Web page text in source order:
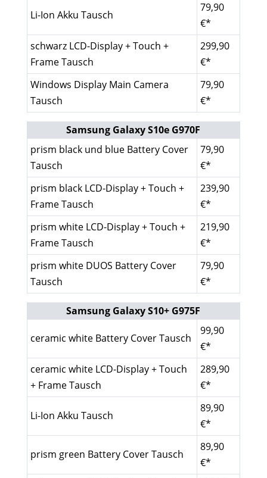
Li-Ion Akku Tausch
79,90
€*
schwarz LCD-Display + Touch +
Frame Tausch
299,90
€*
Windows Display Main Camera
Tausch
79,90
€*
Samsung Galaxy S10e G970F
prism black und blue Battery Cover
Tausch
79,90
€*
prism black LCD-Display + Touch +
Frame Tausch
239,90
€*
prism white LCD-Display + Touch +
Frame Tausch
219,90
€*
prism white DUOS Battery Cover
Tausch
79,90
€*
Samsung Galaxy S10+ G975F
ceramic white Battery Cover Tausch
99,90
€*
ceramic white LCD-Display + Touch
+ Frame Tausch
289,90
€*
Li-Ion Akku Tausch
89,90
€*
prism green Battery Cover Tausch
89,90
€*